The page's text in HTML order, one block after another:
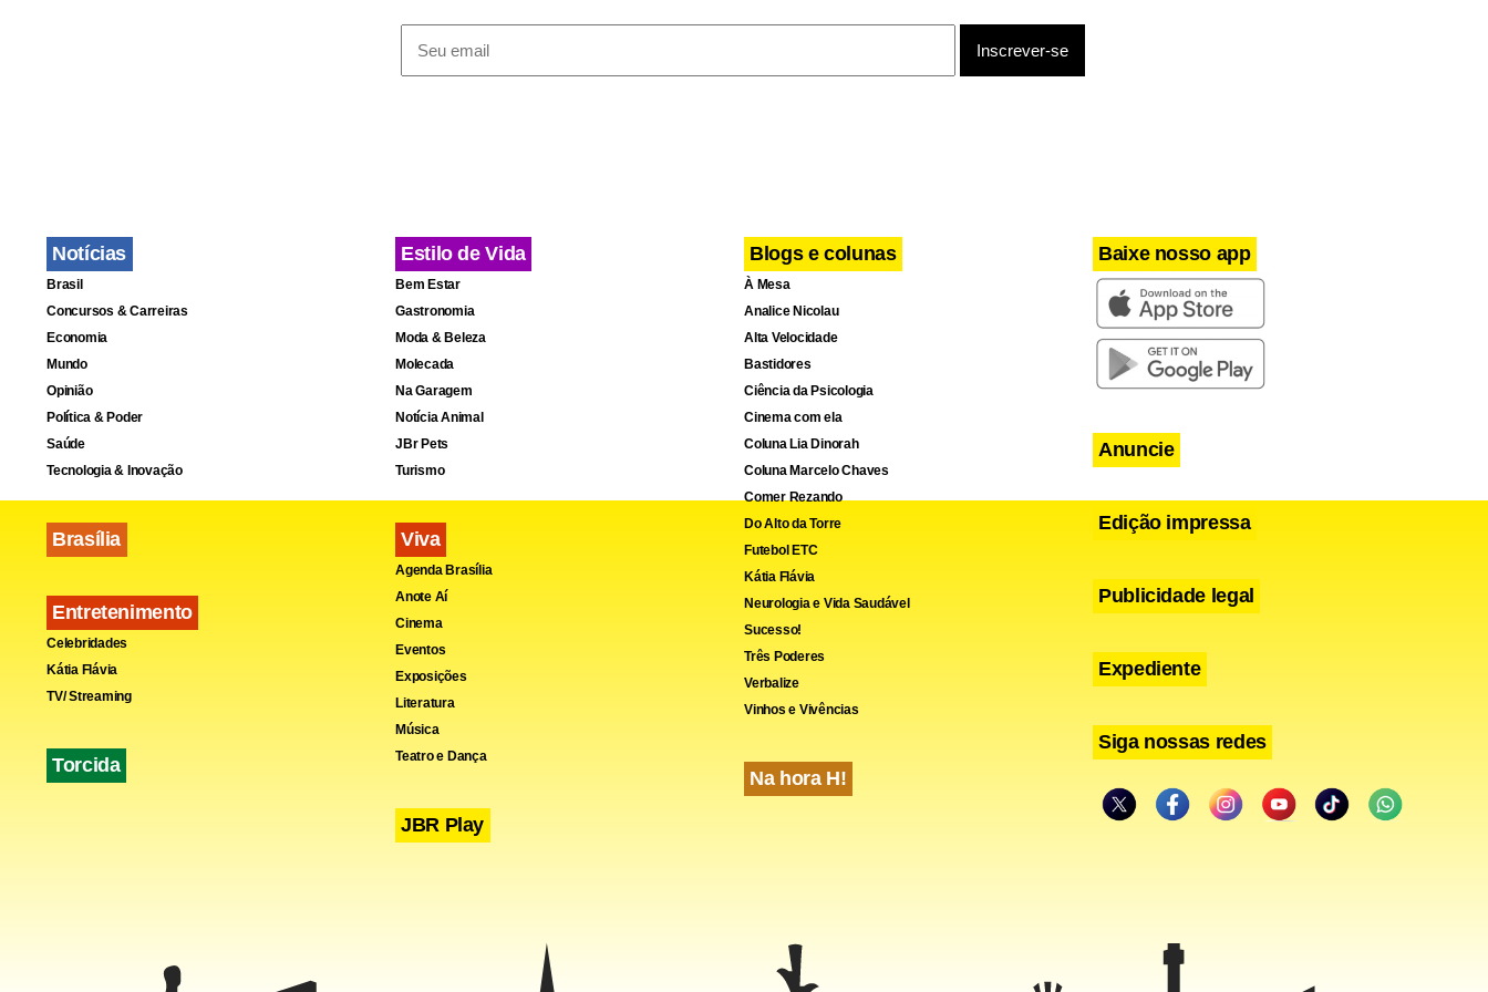
esperar até que eles [os terroristas] venham à nossa casa”, disse Putin em comentários
televisionados.
Facebook Telegram
Share
Notícias
Brasil
Concursos & Carreiras
Economia
Mundo
Opinião
Política & Poder
Saúde
Tecnologia & Inovação
Brasília
Entretenimento
Celebridades
Kátia Flávia
TV/ Streaming
Torcida
Estilo de Vida
Bem Estar
Gastronomia
Moda & Beleza
Molecada
Na Garagem
Notícia Animal
JBr Pets
Turismo
Viva
Agenda Brasília
Anote Aí
Cinema
Eventos
Exposições
Literatura
Música
Teatro e Dança
JBR Play
Blogs e colunas
À Mesa
Analice Nicolau
Alta Velocidade
Bastidores
Ciência da Psicologia
Cinema com ela
Coluna Lia Dinorah
Coluna Marcelo Chaves
Comer Rezando
Do Alto da Torre
Futebol ETC
Kátia Flávia
Neurologia e Vida Saudável
Sucesso!
Três Poderes
Verbalize
Vinhos e Vivências
Na hora H!
Baixe nosso app
Anuncie
Edição impressa
Publicidade legal
Expediente
Siga nossas redes